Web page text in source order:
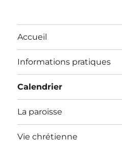
Accueil
Informations pratiques
Calendrier
La paroisse
Vie chrétienne